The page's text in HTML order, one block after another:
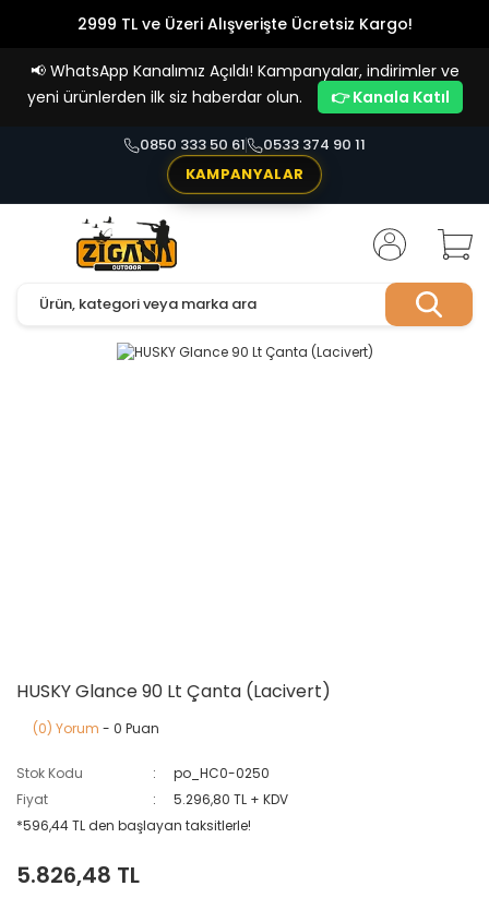
2999 TL ve Üzeri Alışverişte Ücretsiz Kargo!
Vade Farksız 4 Taksit İmkanı!
📢 WhatsApp Kanalımız Açıldı! Kampanyalar, indirimler ve
yeni ürünlerden ilk siz haberdar olun.
👉 Kanala Katıl
0850 333 50 61
0533 374 90 11
KAMPANYALAR
HUSKY Glance 90 Lt Çanta (Lacivert)
(0) Yorum - 0 Puan
Stok Kodu
po_HC0-0250
Fiyat
5.296,80 TL + KDV
*596,44 TL den başlayan taksitlerle!
5.826,48 TL